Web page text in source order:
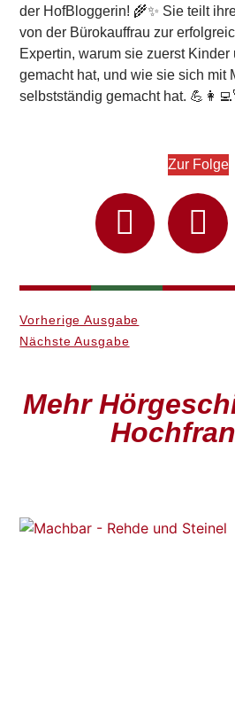
der HofBloggerin! 🌾✨ Sie teilt
von der Bürokauffrau zur
Expertin, warum sie zuerst
gemacht hat, und wie sie sich mit
selbstständig gemacht hat.
Zur Folge
Vorherige Ausgabe
Nächste Ausgabe
Mehr